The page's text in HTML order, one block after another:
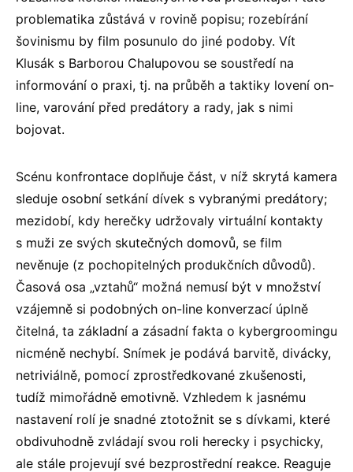
problematika zůstává v rovině popisu; rozebírání
šovinismu by film posunulo do jiné podoby. Vít
Klusák s Barborou Chalupovou se soustředí na
informování o praxi, tj. na průběh a taktiky lovení on-
line, varování před predátory a rady, jak s nimi
bojovat.
Scénu konfrontace doplňuje část, v níž skrytá kamera
sleduje osobní setkání dívek s vybranými predátory;
mezidobí, kdy herečky udržovaly virtuální kontakty
s muži ze svých skutečných domovů, se film
nevěnuje (z pochopitelných produkčních důvodů).
Časová osa „vztahů“ možná nemusí být v množství
vzájemně si podobných on-line konverzací úplně
čitelná, ta základní a zásadní fakta o kybergroomingu
nicméně nechybí. Snímek je podává barvitě, divácky,
netriviálně, pomocí zprostředkované zkušenosti,
tudíž mimořádně emotivně. Vzhledem k jasnému
nastavení rolí je snadné ztotožnit se s dívkami, které
obdivuhodně zvládají svou roli herecky i psychicky,
ale stále projevují své bezprostřední reakce. Reaguje